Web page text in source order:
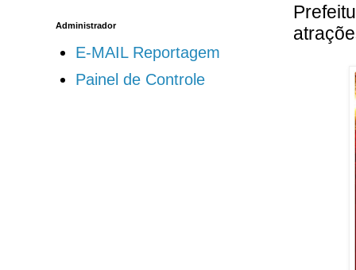
Administrador
E-MAIL Reportagem
Painel de Controle